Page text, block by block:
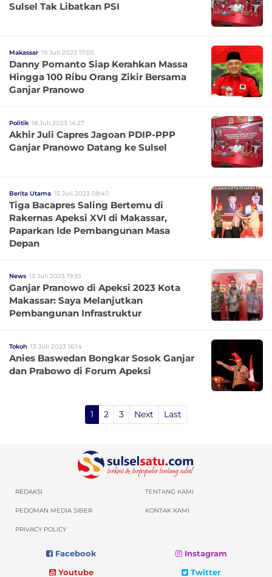
Sulsel Tak Libatkan PSI
Makassar 19 Juli 2023 17:05
Danny Pomanto Siap Kerahkan Massa
Hingga 100 Ribu Orang Zikir Bersama
Ganjar Pranowo
Politik 18 Juli 2023 14:27
Akhir Juli Capres Jagoan PDIP-PPP
Ganjar Pranowo Datang ke Sulsel
Berita Utama 15 Juli 2023 08:40
Tiga Bacapres Saling Bertemu di
Rakernas Apeksi XVI di Makassar,
Paparkan Ide Pembangunan Masa
Depan
News 13 Juli 2023 19:35
Ganjar Pranowo di Apeksi 2023 Kota
Makassar: Saya Melanjutkan
Pembangunan Infrastruktur
Tokoh 13 Juli 2023 16:14
Anies Baswedan Bongkar Sosok Ganjar
dan Prabowo di Forum Apeksi
1 2 3 Next Last
REDAKSI TENTANG KAMI
PEDOMAN MEDIA SIBER KONTAK KAMI
PRIVACY POLICY
Facebook
Instagram
Youtube
Twitter